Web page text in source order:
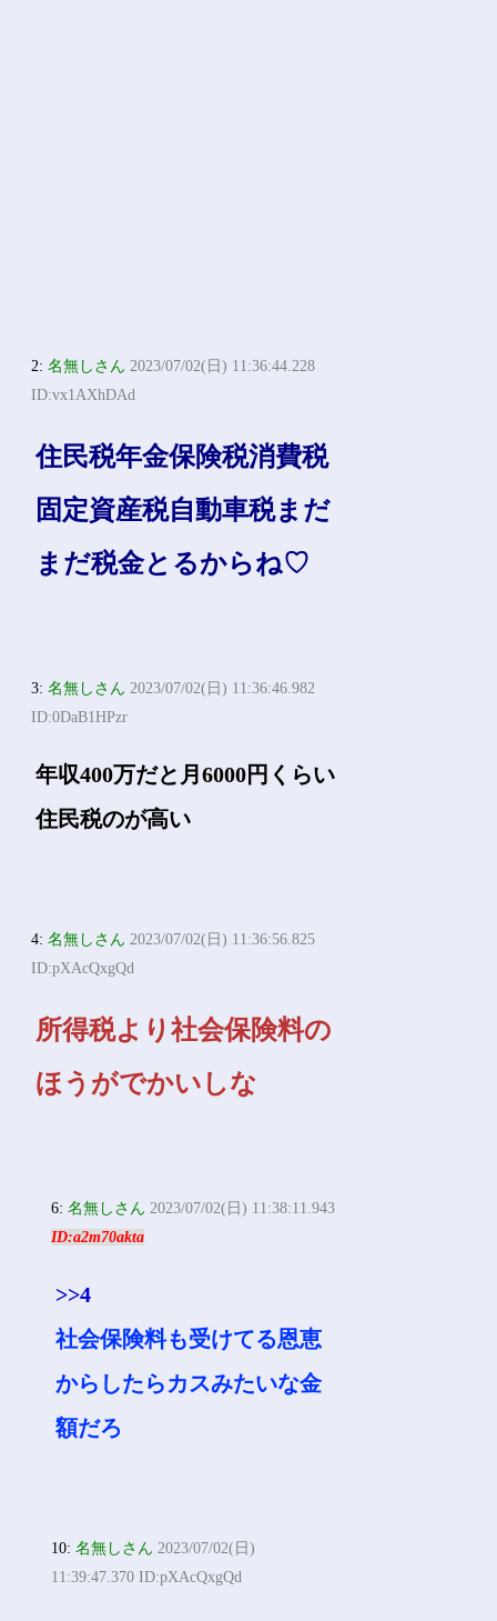
2:名無しさん 2023/07/02(日) 11:36:44.228
ID:vx1AXhDAd
住民税年金保険税消費税
固定資産税自動車税まだ
まだ税金とるからね♡
3:名無しさん 2023/07/02(日) 11:36:46.982
ID:0DaB1HPzr
年収400万だと月6000円くらい
住民税のが高い
4:名無しさん 2023/07/02(日) 11:36:56.825
ID:pXAcQxgQd
所得税より社会保険料の
ほうがでかいしな
6:名無しさん 2023/07/02(日) 11:38:11.943
ID:a2m70akta
>>4
社会保険料も受けてる恩恵
からしたらカスみたいな金
額だろ
10:名無しさん 2023/07/02(日)
11:39:47.370 ID:pXAcQxgQd